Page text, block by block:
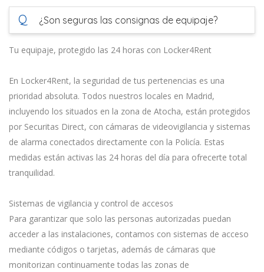
Q ¿Son seguras las consignas de equipaje?
Tu equipaje, protegido las 24 horas con Locker4Rent
En Locker4Rent, la seguridad de tus pertenencias es una
prioridad absoluta. Todos nuestros locales en Madrid,
incluyendo los situados en la zona de Atocha, están protegidos
por Securitas Direct, con cámaras de videovigilancia y sistemas
de alarma conectados directamente con la Policía. Estas
medidas están activas las 24 horas del día para ofrecerte total
tranquilidad.
Sistemas de vigilancia y control de accesos
Para garantizar que solo las personas autorizadas puedan
acceder a las instalaciones, contamos con sistemas de acceso
mediante códigos o tarjetas, además de cámaras que
monitorizan continuamente todas las zonas de